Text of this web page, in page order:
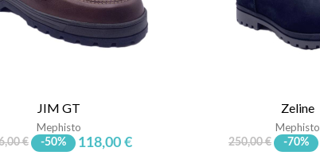
JIM GT
Mephisto
€ -50% 118,00 €
Zeline
Mephisto
250,00 € -70%